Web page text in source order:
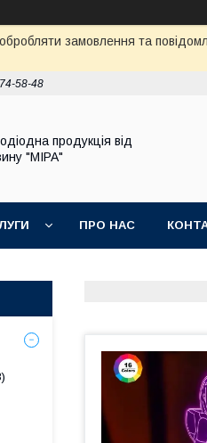
замовлення та
58-48
продукція від
"МІРА"
ПРО НАС